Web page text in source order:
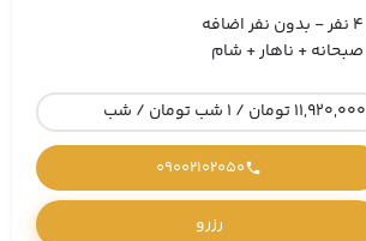
4 نفر - بدون نفر اضافه
صبحانه + ناهار + شام
11,920,000 تومان / 1 شب تومان / شب
09002102050
رزرو